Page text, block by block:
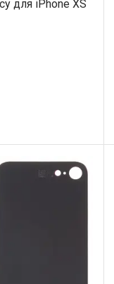
для iPhone XS